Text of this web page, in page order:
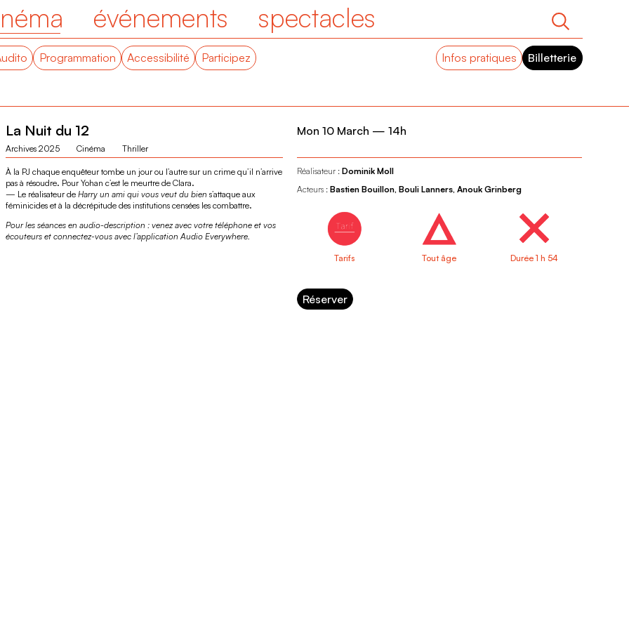
événements spectacles
Programmation Accessibilité Participez Infos pratiques Billetterie
La Nuit du 12
Archives 2025 Cinéma Thriller
À la PJ chaque enquêteur tombe un jour ou l’autre sur un crime qu’il n’arrive
pas à résoudre. Pour Yohan c’est le meurtre de Clara.
— Le réalisateur de Harry un ami qui vous veut du bien s’attaque aux
féminicides et à la décrépitude des institutions censées les combattre.
Pour les séances en audio-description : venez avec votre téléphone et vos
écouteurs et connectez-vous avec l’application Audio Everywhere.
Mon 10 March — 14h
Réalisateur : Dominik Moll
Acteurs : Bastien Bouillon, Bouli Lanners, Anouk Grinberg
Tarifs Tout âge Durée 1 h 54
Réserver